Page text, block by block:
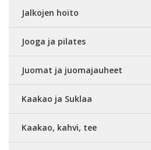
Jalkojen hoito
Jooga ja pilates
Juomat ja juomajauheet
Kaakao ja Suklaa
Kaakao, kahvi, tee